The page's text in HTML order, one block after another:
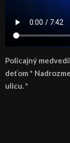
Policajný
deťom *
ulicu. *